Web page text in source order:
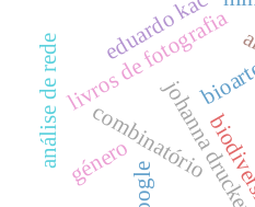
combinatório
google
livros de fotografia
johanna
eduardo kac
análise de rede género